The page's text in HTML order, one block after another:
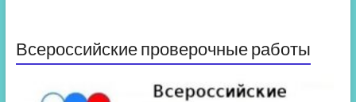
Всероссийские проверочные работы